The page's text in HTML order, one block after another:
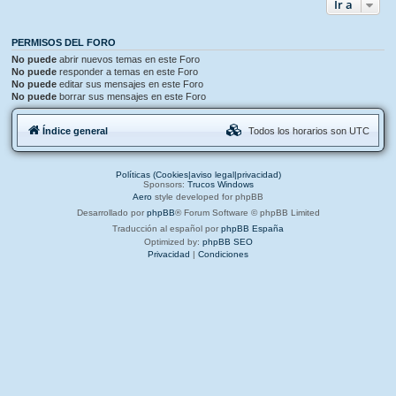
Ir a
PERMISOS DEL FORO
No puede abrir nuevos temas en este Foro
No puede responder a temas en este Foro
No puede editar sus mensajes en este Foro
No puede borrar sus mensajes en este Foro
Índice general Todos los horarios son UTC
Políticas (Cookies|aviso legal|privacidad)
Sponsors: Trucos Windows
Aero style developed for phpBB
Desarrollado por phpBB® Forum Software © phpBB Limited
Traducción al español por phpBB España
Optimized by: phpBB SEO
Privacidad | Condiciones